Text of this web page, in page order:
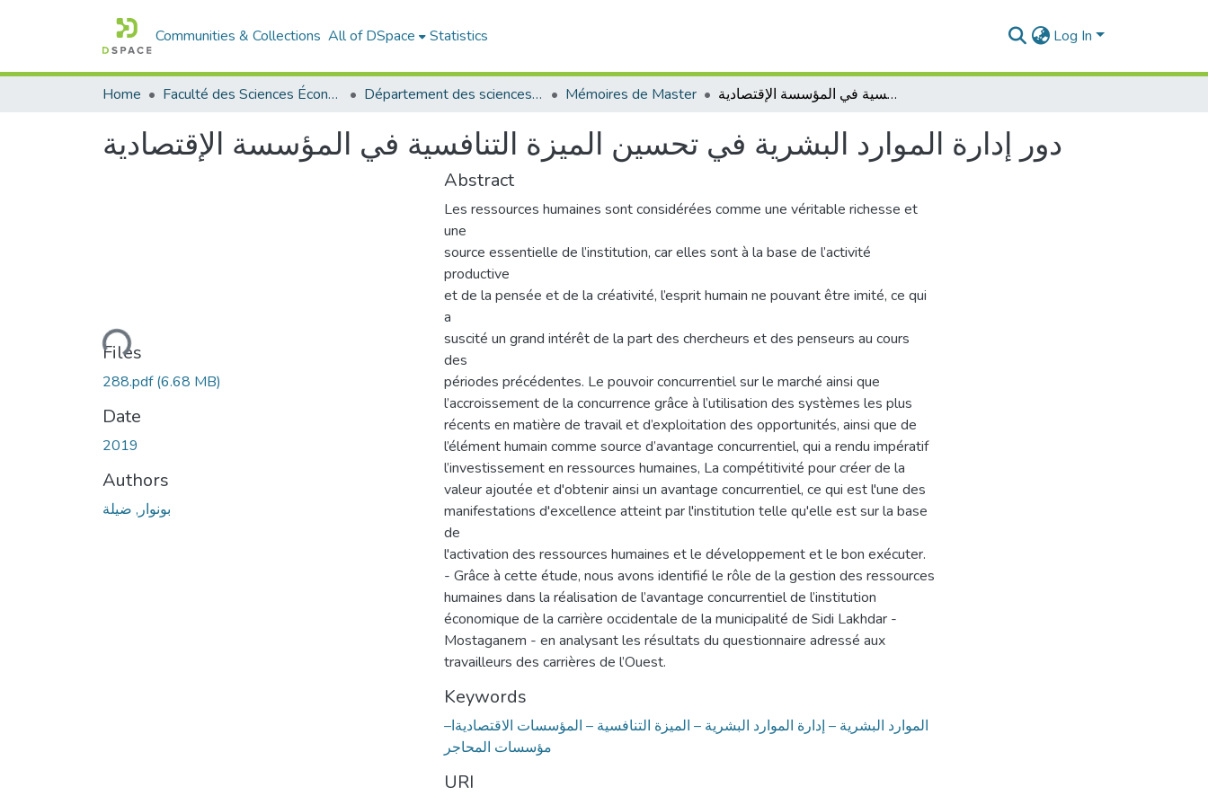
Communities & Collections All of DSpace Statistics Log In
Home Faculté des Sciences Économiques Commerciales et des Sciences de Gestion Département des sciences de gestion Mémoires de Master دور إدارة الموارد البشرية في تحسين الميزة التنافسية في المؤسسة الإقتصادية
دور إدارة الموارد البشرية في تحسين الميزة التنافسية في المؤسسة الإقتصادية
Loading...
Files
288.pdf(6.68 MB)
Date
2019
Authors
بونوار, ضيلة
Abstract
Les ressources humaines sont considérées comme une véritable richesse et
une
source essentielle de l’institution, car elles sont à la base de l’activité
productive
et de la pensée et de la créativité, l’esprit humain ne pouvant être imité, ce qui
a
suscité un grand intérêt de la part des chercheurs et des penseurs au cours
des
périodes précédentes. Le pouvoir concurrentiel sur le marché ainsi que
l’accroissement de la concurrence grâce à l’utilisation des systèmes les plus
récents en matière de travail et d’exploitation des opportunités, ainsi que de
l’élément humain comme source d’avantage concurrentiel, qui a rendu impératif
l’investissement en ressources humaines, La compétitivité pour créer de la
valeur ajoutée et d'obtenir ainsi un avantage concurrentiel, ce qui est l'une des
manifestations d'excellence atteint par l'institution telle qu'elle est sur la base
de
l'activation des ressources humaines et le développement et le bon exécuter.
- Grâce à cette étude, nous avons identifié le rôle de la gestion des ressources
humaines dans la réalisation de l’avantage concurrentiel de l’institution
économique de la carrière occidentale de la municipalité de Sidi Lakhdar -
Mostaganem - en analysant les résultats du questionnaire adressé aux
travailleurs des carrières de l’Ouest.
Keywords
الموارد البشرية – إدارة الموارد البشرية – الميزة التنافسية – المؤسسات الاقتصاديةا–
مؤسسات المحاجر
URI